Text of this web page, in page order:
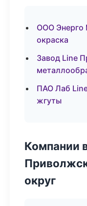
ООО Энерго
окраска
Завод Line
ПАО Лаб
жгуты
Компании
округ